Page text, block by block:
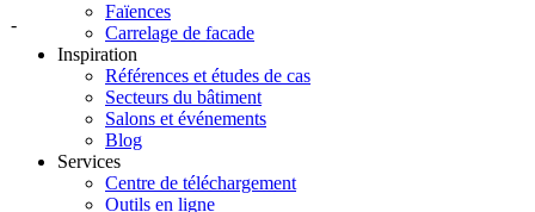
-
Faïences
Carrelage de facade
Inspiration
Références et études de cas
Secteurs du bâtiment
Salons et événements
Blog
Services
Centre de téléchargement
Outils en ligne